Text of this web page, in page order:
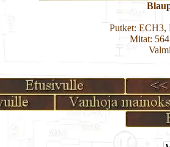
Putket:
Mitat: